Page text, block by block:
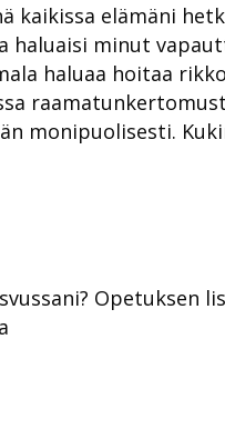
kaikissa elämäni
haluaisi minut
haluaa hoitaa
monipuolisesti.
Opetuksen